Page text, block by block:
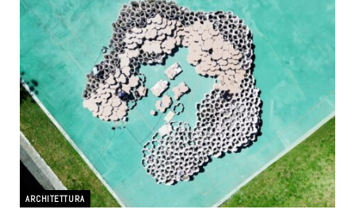
ARCHITETTURA